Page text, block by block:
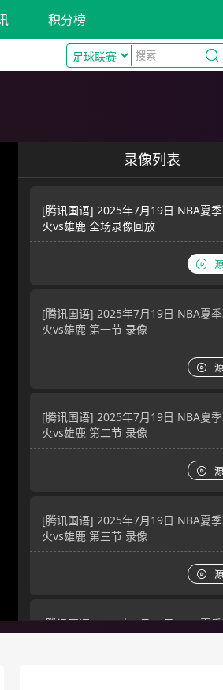
积分榜
录像列表
[腾讯国语] 2025年7月19日 NBA夏
火vs雄鹿 全场录像回放
[腾讯国语] 2025年7月19日 NBA夏
火vs雄鹿 第一节 录像
[腾讯国语] 2025年7月19日 NBA夏
火vs雄鹿 第二节 录像
[腾讯国语] 2025年7月19日 NBA夏
火vs雄鹿 第三节 录像
[腾讯国语] 2025年7月19日 NBA夏